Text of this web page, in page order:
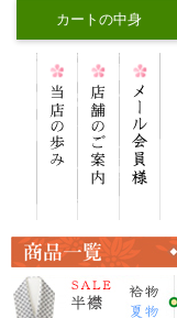
カートの中身